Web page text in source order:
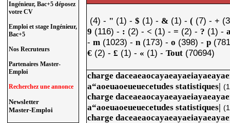
Ingénieur, Bac+5 déposez
votre CV
Emploi et stage Ingénieur,
Bac+5
Nos Recruteurs
Partenaires Master-
Emploi
Recherchez une annonce
Newsletter
Master-Emploi
(4) - " (1) - $ (1) - & (1) - ( (7) - +
9 (116) - : (2) - < (1) - = (2) - ? (1) -
- m (1023) - n(173) - o (398) - p
€ (2) - £ (1) - « (1) - Tout (70694)
charge
a“aoeuaoeueuecetudes statistiques|
charge
a“aoeuaoeueuecetudes statistiques|
charge